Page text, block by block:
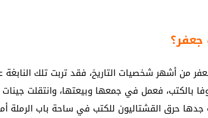
من أشهر شخصيات التاريخ، فقد تربت تلك
بالكتب، فعمل في جمعها وبيعتها، وانتقلت
حرق القشتاليون للكتب في ساحة باب الرملة